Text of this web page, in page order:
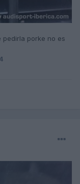
pedirla porke no es